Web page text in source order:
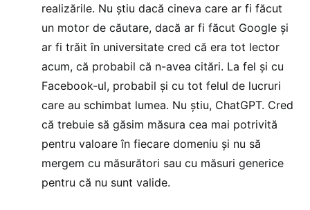
realizările. Nu știu dacă cineva care ar fi făcut
un motor de căutare, dacă ar fi făcut Google și
ar fi trăit în universitate cred că era tot lector
acum, că probabil că n-avea citări. La fel și cu
Facebook-ul, probabil și cu tot felul de lucruri
care au schimbat lumea. Nu știu, ChatGPT. Cred
că trebuie să găsim măsura cea mai potrivită
pentru valoare în fiecare domeniu și nu să
mergem cu măsurători sau cu măsuri generice
pentru că nu sunt valide.